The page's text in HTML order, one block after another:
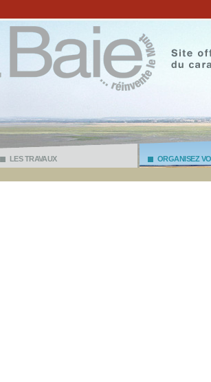
LES TRAVAUX ORGANISEZ